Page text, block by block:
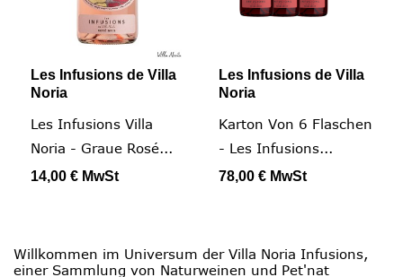
Les Infusions de Villa
Noria
Les Infusions Villa
Noria - Graue Rosé...
14,00 € MwSt
Les Infusions de Villa
Noria
Karton Von 6 Flaschen
- Les Infusions...
78,00 € MwSt
Willkommen im Universum der Villa Noria Infusions,
einer Sammlung von Naturweinen und Pet'nat